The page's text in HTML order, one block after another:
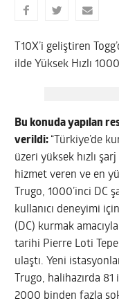
T10X’i geliştiren
ilde Yüksek Hızlı
Bu konuda yapılan
verildi: “Türkiye’de
üzeri yüksek hızlı
hizmet veren ve en
Trugo, 1000’inci DC
kullanıcı deneyimi
(DC) kurmak
tarihi Pierre Loti
ulaştı. Yeni
Trugo, halihazırda
2000 binden fazla